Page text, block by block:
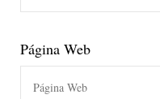
Página Web